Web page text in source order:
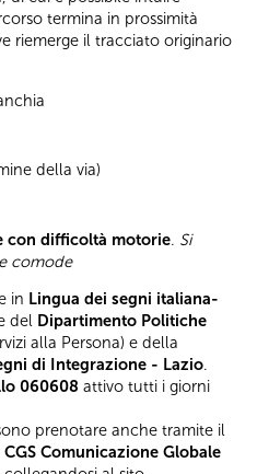
termina in prossimità
riemerge il tracciato originario
della via)
con difficoltà motorie. Si
comode
in Lingua dei segni italiana-
del Dipartimento Politiche
alla Persona) e della
di Integrazione - Lazio.
060608 attivo tutti i giorni
prenotare anche tramite il
CGS Comunicazione Globale